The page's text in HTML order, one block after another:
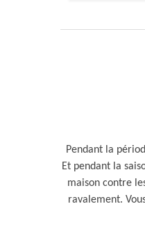
Pendant la
Et pendant la
maison contre
ravalement.